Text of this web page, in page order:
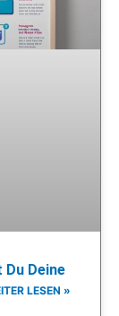
Deine
LESEN »